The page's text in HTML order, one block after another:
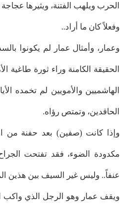
الحرب ويلهب الفتنة، ويثيرها
وفعلاً كان ما أراد..
وعمار، وأمثال عمار لم يكونوا
الحقيقة الكامنة وراء ثورة طاغية
الهاشميين والأمويين لم تخمده
الحاقدين، وتمتص رؤاه.
وإذا كانت (صفين) بعد حفنة من
مكدودة الضوء، فقد تفتحت
عنفاً.. وليس غير السيف بين هذين
ويقف عمار وهو الرجل الذي واكب